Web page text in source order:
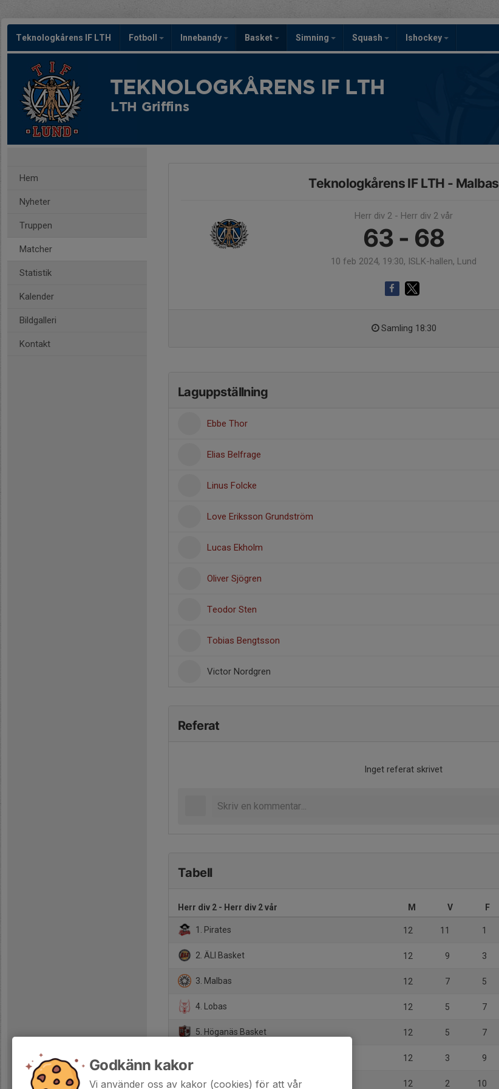
Teknologkårens IF LTH Fotboll Innebandy Basket Simning Squash Ishockey
TEKNOLOGKÅRENS IF LTH
LTH Griffins
Hem
Nyheter
Truppen
Matcher
Statistik
Kalender
Bildgalleri
Kontakt
Teknologkårens IF LTH - Malbas
Herr div 2 - Herr div 2 vår
63 - 68
10 feb 2024, 19:30, ISLK-hallen, Lund
Samling 18:30
Laguppställning
Ebbe Thor
Elias Belfrage
Linus Folcke
Love Eriksson Grundström
Lucas Ekholm
Oliver Sjögren
Teodor Sten
Tobias Bengtsson
Victor Nordgren
Referat
Inget referat skrivet
Tabell
Herr div 2 - Herr div 2 vår M V F
1. Pirates 12 11 1
2. ÄLI Basket 12 9 3
3. Malbas 12 7 5
4. Lobas 12 5 7
5. Höganäs Basket 12 5 7
12 3 9
7. KFUM Kristianstad Basketbollförening 12 2 10
Godkänn kakor
Vi använder oss av kakor (cookies) för att vår